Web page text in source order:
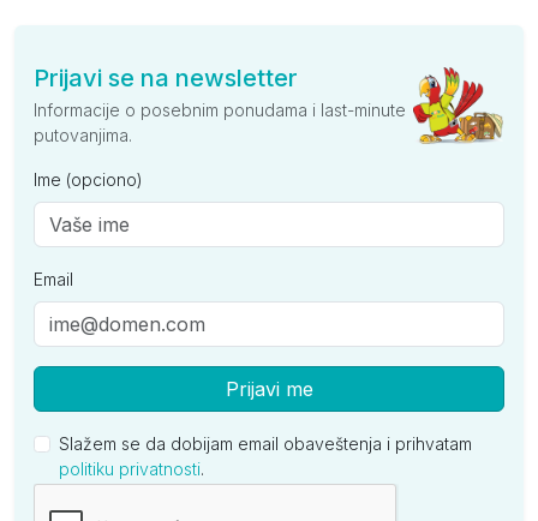
Prijavi se na newsletter
Informacije o posebnim ponudama i last-minute
putovanjima.
Ime (opciono)
Email
Prijavi me
Slažem se da dobijam email obaveštenja i prihvatam
politiku privatnosti.